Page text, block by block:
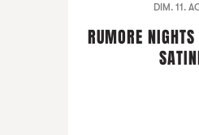
DIM. 11.
RUMORE